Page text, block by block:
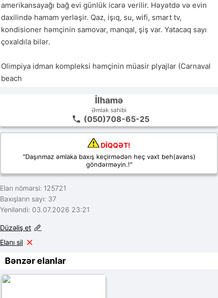
amerikansayağı bağ evi günlük icarə verilir. Həyətdə və evin
daxilində hamam yerləşir. Qaz, işıq, su, wifi, smart tv,
kondisioner həmçinin samovar, manqal, şiş var. Yatacaq sayı
çoxaldıla bilər.
Olimpiya idman kompleksi həmçinin müasir plyajlar (Carnaval
beach
İlhamə
Əmlak sahibi
(050)708-65-25
DİQQƏT!
"Daşınmaz əmlaka baxış keçirmədən heç vaxt beh(avans)
göndərməyin.!"
Elan nömərsi: 125721
Baxışların sayı: 37
Yeniləndi: 03.07.2026 23:21
Düzəliş et
Elanı sil
Bənzər elanlar